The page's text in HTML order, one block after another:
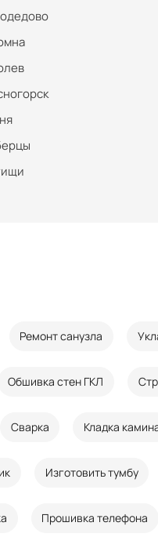
Ремонт санузла
Обшивка стен ГКЛ
Сварка Кладка
Изготовить тумбу
Прошивка телефона